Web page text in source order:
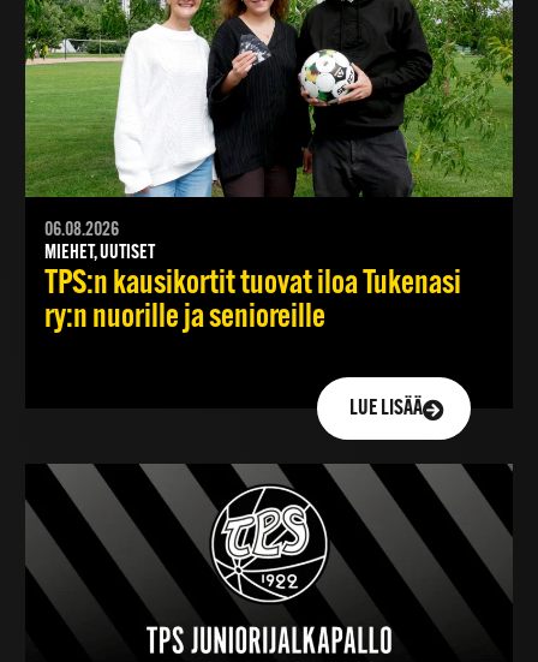
06.08.2026
MIEHET, UUTISET
TPS:n kausikortit tuovat iloa Tukenasi
ry:n nuorille ja senioreille
LUE LISÄÄ